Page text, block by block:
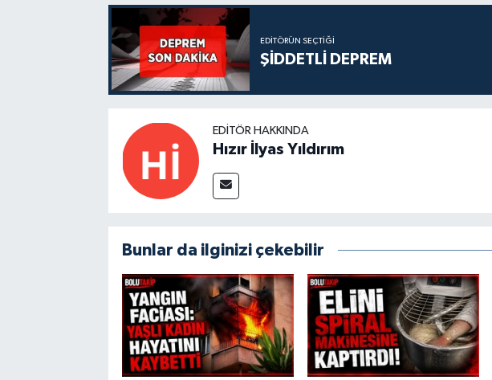
EDITÖRÜN SEÇTIĞI
ŞİDDETLİ DEPREM
EDITÖR HAKKINDA
Hızır İlyas Yıldırım
Bunlar da ilginizi çekebilir